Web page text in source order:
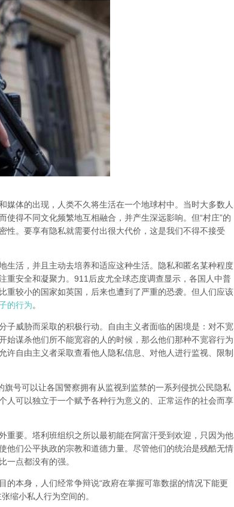
媒体的出现，人类不久将生活在一个地球村中。当时大多数人
使得不同文化频繁地互相融合，并产生深远影响。但“村庄”的
性。要享有隐私就需要付出很大代价，这是我们不得不接受
生活，并且主动去培养和适应这种生活。隐私和匿名某种程度
重安全和凝聚力。911后皮尤全球态度调查显示，各国人中普
重较小的国家如英国，后来也遭到了严重的恐袭。但人们应该
的行为。
子威胁而采取的积极行动。自由主义者面临的困境是： 对不宽
谋杀他们所不能宽容的人的时候，那么他们那种不宽容行为
许自由主义者采取查看他人隐私信息、对他人进行监视、限制
旗号可以让各国警察拥有从监视到监禁的一系列侵扰公民隐私
人可以独立于一个赋予各种行为意义的、正常运作的社会而享
重要。塔利班组织之所以最初能在阿富汗受到欢迎，只因为他
他们公平执政的宗教和道德力量。尽管他们的统治是残酷无情
一点都没有的强。
的本身，人们经常争辩说“政府在掌握可靠数据的情况下能更
缩小私人行为空间的。